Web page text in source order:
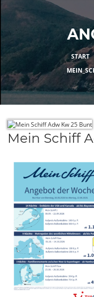
START
Mein Schiff